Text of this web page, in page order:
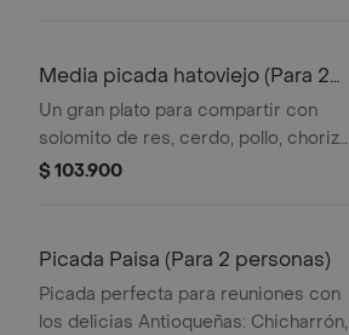
la plancha, papitas criollas, palitos de
yuca, arepitas de maíz, chimichurri,
salsa bbq y salsa de tomate.
Media picada hatoviejo (Para 2
personas)
Un gran plato para compartir con
solomito de res, cerdo, pollo, chorizo,
chicharrón, morcilla, yuca, papa
salsa bbq y chimichurri. Arepa de
mote: no hay disponibilidad.
$ 103.900
Picada Paisa (Para 2 personas)
Picada perfecta para reuniones con
los delicias Antioqueñas: Chicharrón,